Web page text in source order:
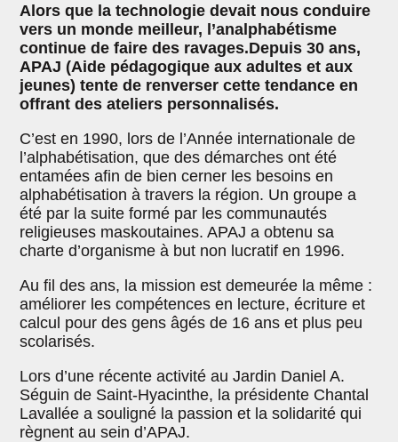
Alors que la technologie devait nous conduire
vers un monde meilleur, l’analphabétisme
continue de faire des ravages.Depuis 30 ans,
APAJ (Aide pédagogique aux adultes et aux
jeunes) tente de renverser cette tendance en
offrant des ateliers personnalisés.
C’est en 1990, lors de l’Année internationale de
l’alphabétisation, que des démarches ont été
entamées afin de bien cerner les besoins en
alphabétisation à travers la région. Un groupe a
été par la suite formé par les communautés
religieuses maskoutaines. APAJ a obtenu sa
charte d’organisme à but non lucratif en 1996.
Au fil des ans, la mission est demeurée la même :
améliorer les compétences en lecture, écriture et
calcul pour des gens âgés de 16 ans et plus peu
scolarisés.
Lors d’une récente activité au Jardin Daniel A.
Séguin de Saint-Hyacinthe, la présidente Chantal
Lavallée a souligné la passion et la solidarité qui
règnent au sein d’APAJ.